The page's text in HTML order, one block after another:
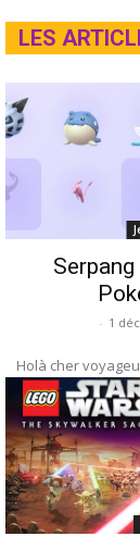
LES
- 1
Holà cher